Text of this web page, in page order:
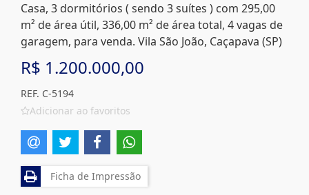
Casa, 3 dormitórios ( sendo 3 suítes ) com 295,00
m² de área útil, 336,00 m² de área total, 4 vagas de
garagem, para venda. Vila São João, Caçapava (SP)
R$ 1.200.000,00
REF. C-5194
Adicionar ao favoritos
Ficha de Impressão